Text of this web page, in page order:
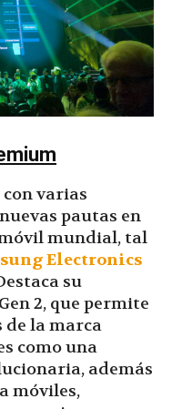
con varias
pautas en
mundial, tal
Electronics
su
2, que permite
de la marca
como una
además
móviles,